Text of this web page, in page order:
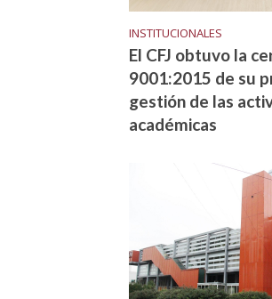
INSTITUCIONALES
El CFJ obtuvo la
9001:2015 de su
gestión de las
académicas